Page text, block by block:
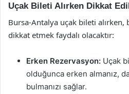
Uçak Bileti Alırken Dikkat
Bursa-Antalya uçak bileti alırken,
dikkat etmek faydalı olacaktır:
Erken Rezervasyon: Uçak
olduğunca erken almanız,
bulmanızı sağlar.